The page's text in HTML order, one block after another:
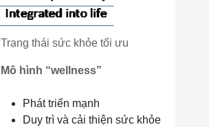
Trạng thái sức khỏe tối ưu
Mô hình “wellness”
Phát triển mạnh
Duy trì và cải thiện sức khỏe